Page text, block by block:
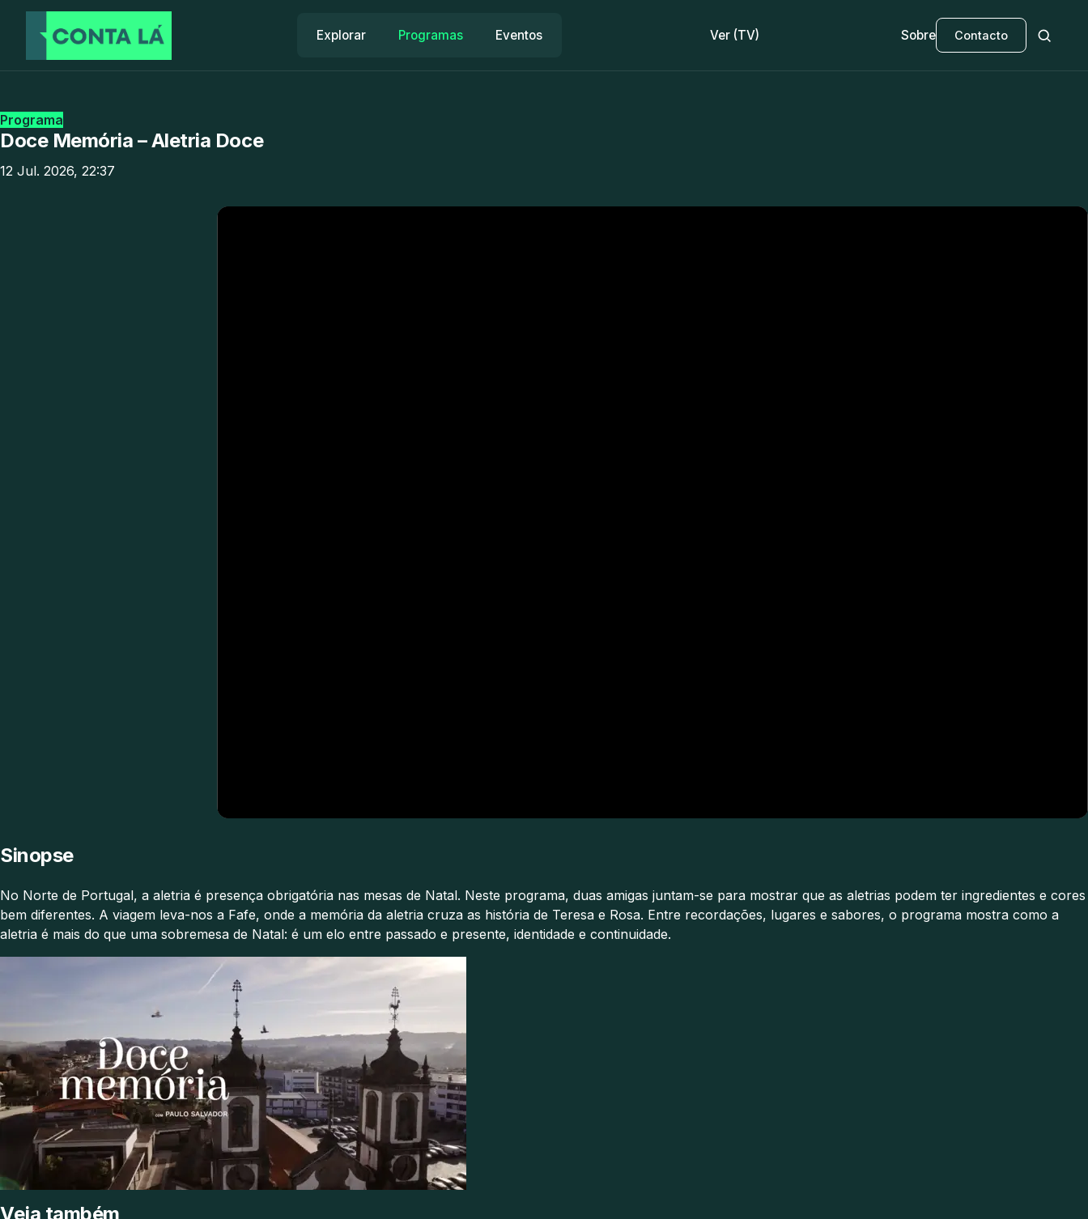
Explorar Programas Eventos Ver (TV) Sobre Contacto
Programa
Doce Memória – Aletria Doce
12 Jul. 2026, 22:37
Sinopse
No Norte de Portugal, a aletria é presença obrigatória nas mesas de Natal. Neste programa, duas amigas juntam-se para mostrar que as aletrias podem ter ingredientes e cores
bem diferentes. A viagem leva-nos a Fafe, onde a memória da aletria cruza as história de Teresa e Rosa. Entre recordações, lugares e sabores, o programa mostra como a
aletria é mais do que uma sobremesa de Natal: é um elo entre passado e presente, identidade e continuidade.
Veja também